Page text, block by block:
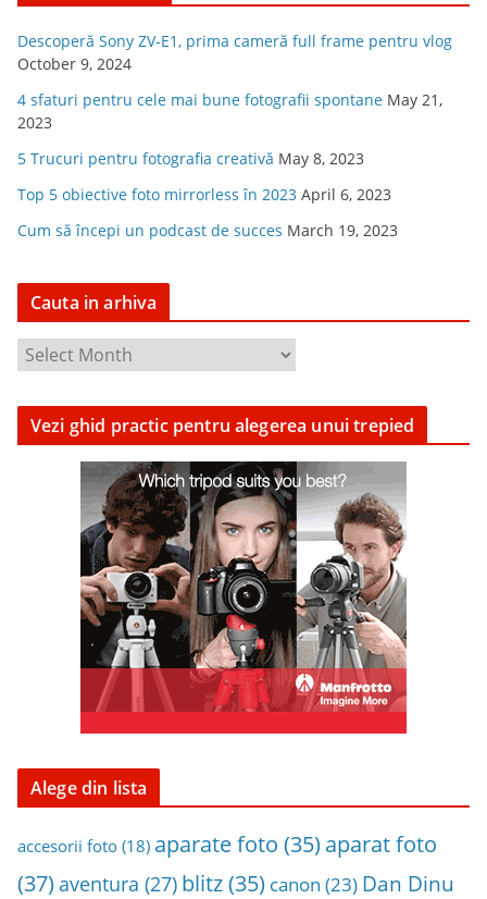
Descoperă Sony ZV-E1, prima cameră full frame pentru vlog
October 9, 2024
4 sfaturi pentru cele mai bune fotografii spontane May 21,
2023
5 Trucuri pentru fotografia creativă May 8, 2023
Top 5 obiective foto mirrorless în 2023 April 6, 2023
Cum să începi un podcast de succes March 19, 2023
Cauta in arhiva
a
u
Vezi ghid practic pentru alegerea unui trepied
Alege din lista
accesorii foto (18) aparate foto (35) aparat foto
(37) aventura (27) blitz(35) canon (23) Dan Dinu